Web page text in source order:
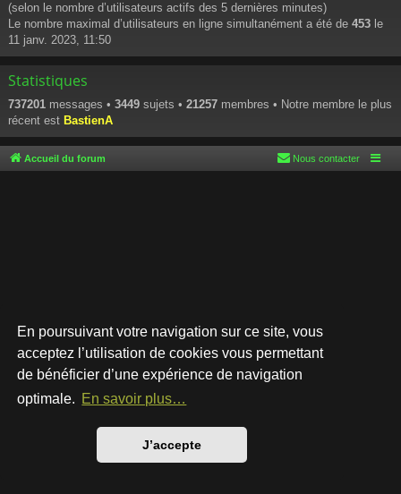
En poursuivant votre navigation sur ce site, vous
acceptez l’utilisation de cookies vous permettant
de bénéficier d’une expérience de navigation
optimale. En savoir plus…
J’accepte
(selon le nombre d’utilisateurs actifs des 5 dernières minutes)
Le nombre maximal d’utilisateurs en ligne simultanément a été de 453 le
11 janv. 2023, 11:50
Statistiques
737201 messages • 3449 sujets • 21257 membres • Notre membre le plus
récent est BastienA
Accueil du forum Nous contacter
Développé parphpBB® Forum Software © phpBB Limited
Style par
Traduction française officielle